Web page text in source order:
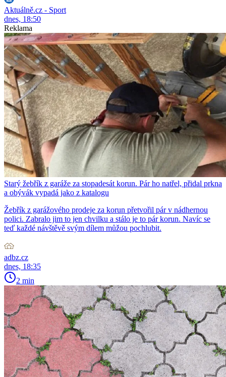
Aktuálně.cz - Sport
dnes, 18:50
Reklama
Starý žebřík z garáže za stopadesát korun. Pár ho natřel, přidal prkna
a obývák vypadá jako z katalogu
Žebřík z garážového prodeje za korun přetvořil pár v nádhernou
polici. Zabralo jim to jen chvilku a stálo je to pár korun. Navíc se
teď každé návštěvě svým dílem můžou pochlubit.
adbz.cz
dnes, 18:35
2 min